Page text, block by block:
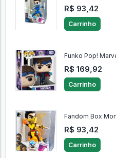
R$ 93,42
Carrinho
Funko Pop!
R$ 169,92
Carrinho
Fandom Box
R$ 93,42
Carrinho